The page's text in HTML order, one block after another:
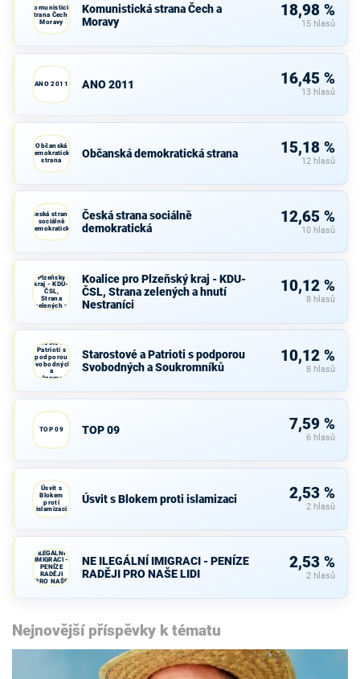
Komunistická
strana Čech a
Moravy
Komunistická strana Čech a
Moravy
18,98 %
15 hlasů
ANO 2011 ANO 2011 16,45 %
13 hlasů
Občanská
demokratická
strana
Občanská demokratická strana 15,18 %
12 hlasů
Česká strana
sociálně
demokratická
Česká strana sociálně
demokratická
12,65 %
10 hlasů
Koalice
Plzeňský
kraj - KDU-
ČSL,
Strana
zelených a
hnutí
Koalice pro Plzeňský kraj - KDU-
ČSL, Strana zelených a hnutí
Nestraníci
10,12 %
8 hlasů
Starostové a
Patrioti s
podporou
Svobodných
a
Soukromníků
Starostové a Patrioti s podporou
Svobodných a Soukromníků
10,12 %
8 hlasů
TOP 09 TOP 09 7,59 %
6 hlasů
Úsvit s
Blokem
proti
islamizaci
Úsvit s Blokem proti islamizaci 2,53 %
2 hlasů
ILEGÁLNÍ
IMIGRACI -
PENÍZE
RADĚJI
PRO NAŠE
LIDI
NE ILEGÁLNÍ IMIGRACI - PENÍZE
RADĚJI PRO NAŠE LIDI
2,53 %
2 hlasů
Nejnovější příspěvky k tématu